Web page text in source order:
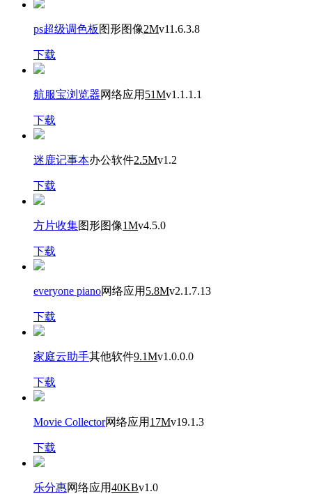
ps超级调色板 图形图像2Mv11.6.3.8
下载
航服宝浏览器网络应用 51Mv1.1.1.1
下载
迷鹿记事本办公软件2.5Mv1.2
下载
方片收集图形图像1Mv4.5.0
下载
everyone piano网络应用 5.8Mv2.1.7.13
下载
家庭云助手其他软件9.1Mv1.0.0.0
下载
Movie Collector网络应用 17Mv19.1.3
下载
乐分惠网络应用40KBv1.0